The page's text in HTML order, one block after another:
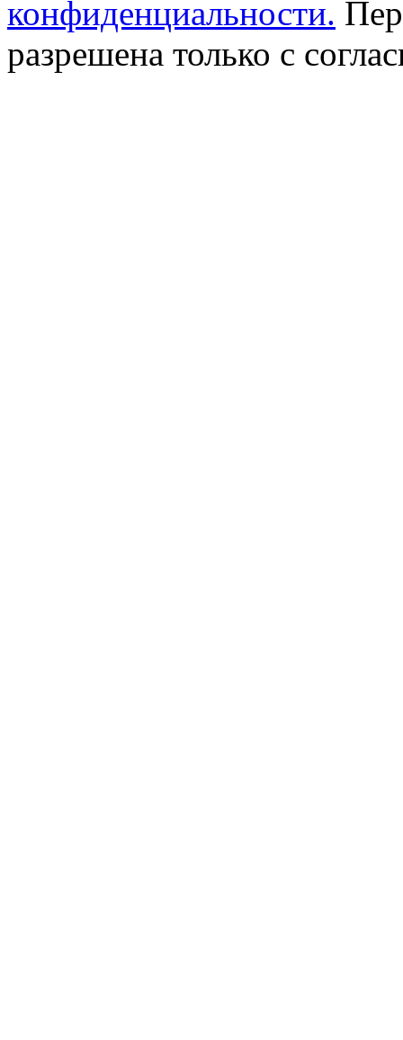
конфиденциальности.
разрешена только с